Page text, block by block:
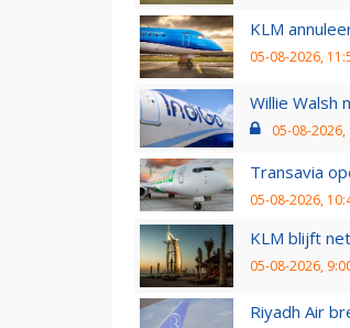
KLM
05-08-2026,
Willie Walsh
05-08-2026,
Transavia
05-08-2026,
KLM blijft
05-08-2026,
Riyadh Air